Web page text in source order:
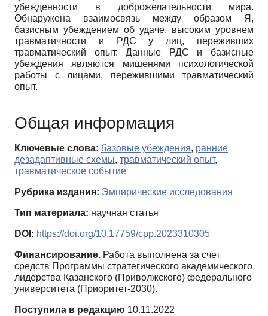
убежденности в доброжелательности мира.
Обнаружена взаимосвязь между образом Я,
базисным убеждением об удаче, высоким уровнем
травматичности и РДС у лиц, переживших
травматический опыт. Данные РДС и базисные
убеждения являются мишенями психологической
работы с лицами, пережившими травматический
опыт.
Общая информация
Ключевые слова: базовые убеждения, ранние
дезадаптивные схемы, травматический опыт,
травматическое событие
Рубрика издания: Эмпирические исследования
Тип материала: научная статья
DOI: https://doi.org/10.17759/cpp.2023310305
Финансирование. Работа выполнена за счет
средств Программы стратегического академического
лидерства Казанского (Приволжского) федерального
университета (Приоритет-2030).
Поступила в редакцию 10.11.2022